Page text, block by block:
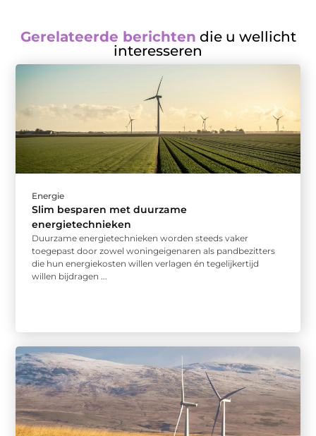
Gerelateerde berichten die u wellicht
interesseren
Energie
Slim besparen met duurzame
energietechnieken
Duurzame energietechnieken worden steeds vaker
toegepast door zowel woningeigenaren als pandbezitters
die hun energiekosten willen verlagen én tegelijkertijd
willen bijdragen ...